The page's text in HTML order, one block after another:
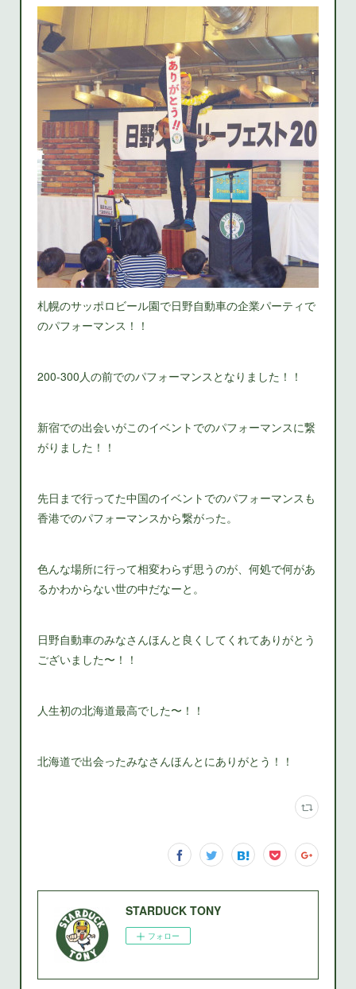
札幌のサッポロビール園で日野自動車の企業パーティで
のパフォーマンス！！
200-300人の前でのパフォーマンスとなりました！！
新宿での出会いがこのイベントでのパフォーマンスに繋
がりました！！
先日まで行ってた中国のイベントでのパフォーマンスも
香港でのパフォーマンスから繋がった。
色んな場所に行って相変わらず思うのが、何処で何があ
るかわからない世の中だなーと。
日野自動車のみなさんほんと良くしてくれてありがとう
ございました〜！！
人生初の北海道最高でした〜！！
北海道で出会ったみなさんほんとにありがとう！！
STARDUCK TONY
フォロー